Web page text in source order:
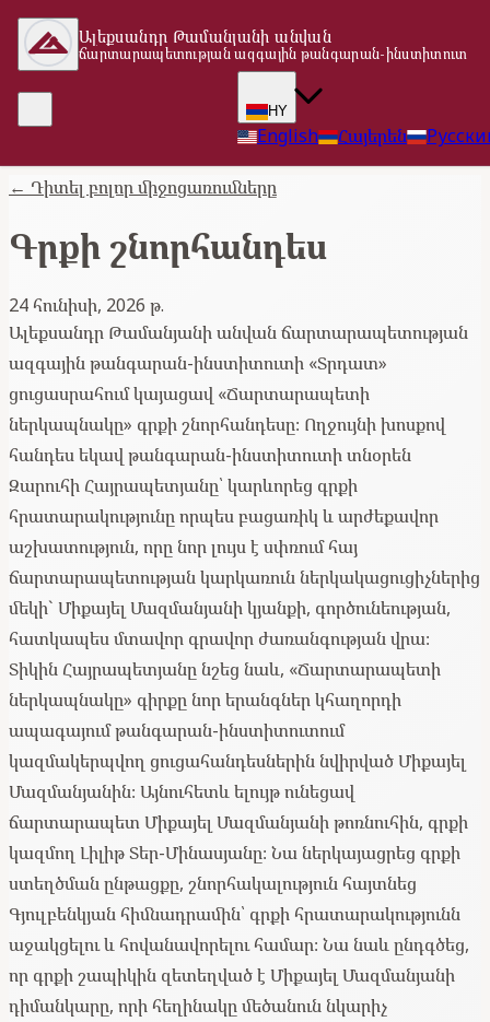
Ալեքսանդր Թամանյանի անվան
ճարտարապետության ազգային թանգարան-ինստիտուտ
HY
English Հայերեն
← Դիտել բոլոր միջոցառումները
Գրքի շնորհանդես
24 հունիսի, 2026 թ.
Ալեքսանդր Թամանյանի անվան ճարտարապետության
ազգային թանգարան-ինստիտուտի «Տրդատ»
ցուցասրահում կայացավ «Ճարտարապետի
ներկապնակը» գրքի շնորհանդեսը։ Ողջույնի խոսքով
հանդես եկավ թանգարան-ինստիտուտի տնօրեն
Զարուհի Հայրապետյանը՝ կարևորեց գրքի
հրատարակությունը որպես բացառիկ և արժեքավոր
աշխատություն, որը նոր լույս է սփռում հայ
ճարտարապետության կարկառուն ներկակացուցիչներից
մեկի` Միքայել Մազմանյանի կյանքի, գործունեության,
հատկապես մտավոր գրավոր ժառանգության վրա։
Տիկին Հայրապետյանը նշեց նաև, «Ճարտարապետի
ներկապնակը» գիրքը նոր երանգներ կհաղորդի
ապագայում թանգարան-ինստիտուտում
կազմակերպվող ցուցահանդեսներին նվիրված Միքայել
Մազմանյանին։ Այնուհետև ելույթ ունեցավ
ճարտարապետ Միքայել Մազմանյանի թոռնուհին, գրքի
կազմող Լիլիթ Տեր-Մինասյանը։ Նա ներկայացրեց գրքի
ստեղծման ընթացքը, շնորհակալություն հայտնեց
Գյուլբենկյան հիմնադրամին՝ գրքի հրատարակությունն
աջակցելու և հովանավորելու համար։ Նա նաև ընդգծեց,
որ գրքի շապիկին զետեղված է Միքայել Մազմանյանի
դիմանկարը, որի հեղինակը մեծանուն նկարիչ